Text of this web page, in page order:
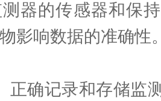
器的传感器和保
影响数据的准确性
确记录和存储监测